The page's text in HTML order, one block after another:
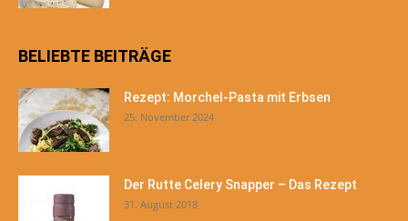
BELIEBTE BEITRÄGE
Rezept: Morchel-Pasta mit Erbsen
25. November 2024
Der Rutte Celery Snapper – Das Rezept
31. August 2018